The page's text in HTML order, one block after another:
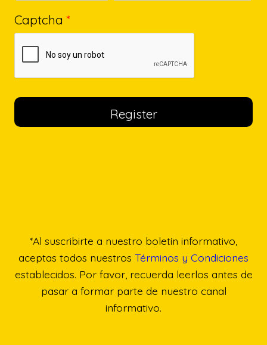
Captcha *
*Al suscribirte a nuestro boletín informativo,
aceptas todos nuestros Términos y Condiciones
establecidos. Por favor, recuerda leerlos antes de
pasar a formar parte de nuestro canal
informativo.